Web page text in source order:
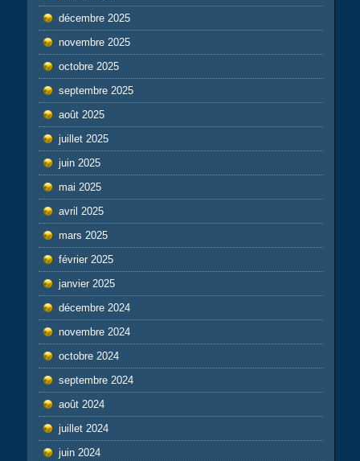
décembre 2025
novembre 2025
octobre 2025
septembre 2025
août 2025
juillet 2025
juin 2025
mai 2025
avril 2025
mars 2025
février 2025
janvier 2025
décembre 2024
novembre 2024
octobre 2024
septembre 2024
août 2024
juillet 2024
juin 2024